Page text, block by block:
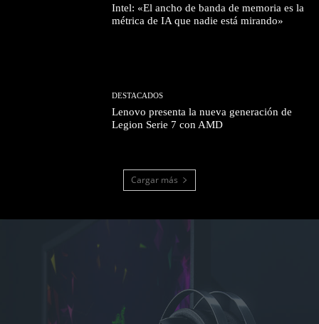
Intel: «El ancho de banda de memoria es la
métrica de IA que nadie está mirando»
DESTACADOS
Lenovo presenta la nueva generación de
Legion Serie 7 con AMD
Cargar más